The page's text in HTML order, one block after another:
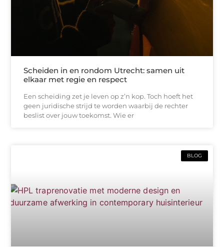
Scheiden in en rondom Utrecht: samen uit
elkaar met regie en respect
Een scheiding zet je leven op z’n kop. Toch hoeft het
geen juridische strijd te worden waarbij de rechter
beslist over jouw toekomst. Wie er
BLOG